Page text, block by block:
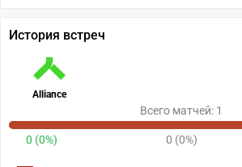
История встреч
Alliance
Всего матчей: 1
0 (0%) 0 (0%)